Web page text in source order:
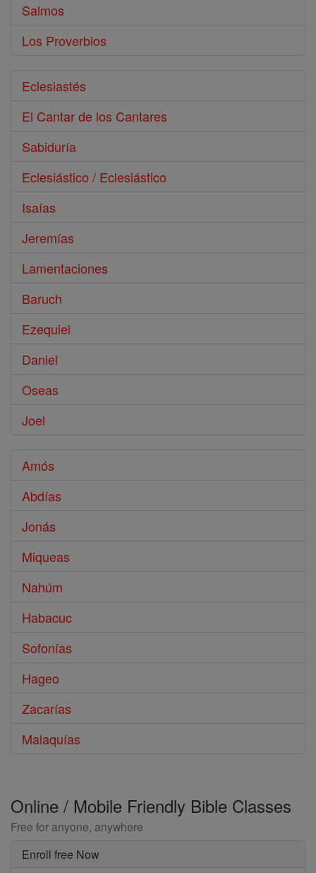
Salmos
Los Proverbios
Eclesiastés
El Cantar de los Cantares
Sabiduría
Eclesiástico / Eclesiástico
Isaías
Jeremías
Lamentaciones
Baruch
Ezequiel
Daniel
Oseas
Joel
Amós
Abdías
Jonás
Miqueas
Nahúm
Habacuc
Sofonías
Hageo
Zacarías
Malaquías
Online / Mobile Friendly Bible Classes
Free for anyone, anywhere
Enroll free Now